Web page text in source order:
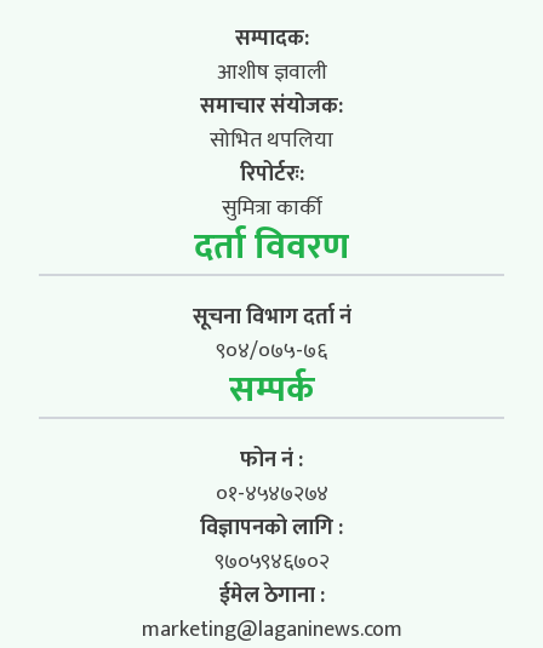
सम्पादक:
आशीष ज्ञवाली
समाचार संयोजक:
सोभित थपलिया
रिपोर्टरः:
सुमित्रा कार्की
दर्ता विवरण
सूचना विभाग दर्ता नं
९०४/०७५-७६
सम्पर्क
फोन नं :
०१-४५४७२७४
विज्ञापनको लागि :
९७०५९४६७०२
ईमेल ठेगाना :
marketing@laganinews.com